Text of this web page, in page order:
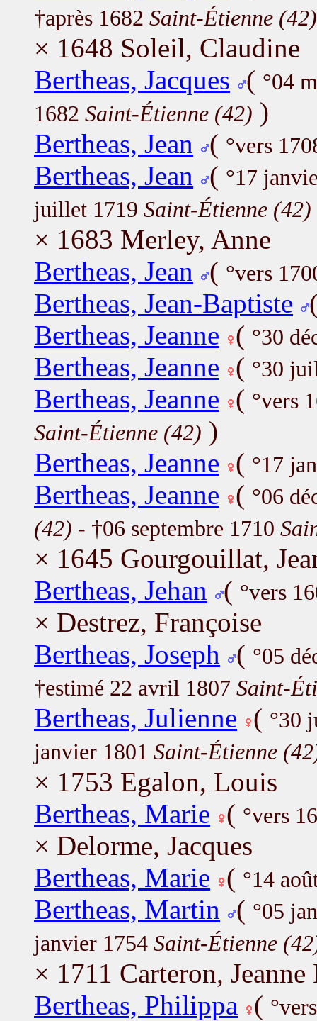
†après 1682 Saint-Étienne (42)
× 1648 Soleil, Claudine
Bertheas, Jacques ( °04
1682 Saint-Étienne (42) )
Bertheas, Jean
( °vers
Bertheas, Jean ( °17
juillet 1719 Saint-Étienne (42)
× 1683 Merley, Anne
Bertheas, Jean
( °vers
Bertheas, Jean-Baptiste
Bertheas, Jeanne ( °30
Bertheas, Jeanne ( °30
Bertheas, Jeanne ( °vers
Saint-Étienne (42) )
Bertheas, Jeanne ( °17
Bertheas, Jeanne ( °06
(42) - †06 septembre 1710
× 1645 Gourgouillat,
Bertheas, Jehan
( °vers
× Destrez, Françoise
Bertheas, Joseph
( °05
†estimé 22 avril 1807 Saint-
Bertheas, Julienne ( °30
janvier 1801 Saint-Étienne
× 1753 Egalon, Louis
Bertheas, Marie ( °vers
× Delorme, Jacques
Bertheas, Marie ( °14
Bertheas, Martin ( °05
janvier 1754 Saint-Étienne
× 1711 Carteron, Jeanne
Bertheas, Philippa (